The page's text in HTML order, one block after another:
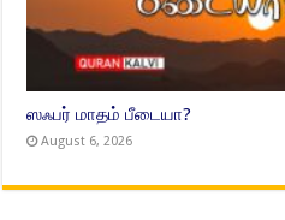
ஸஃபர் மாதம் பீடையா?
August 6, 2026